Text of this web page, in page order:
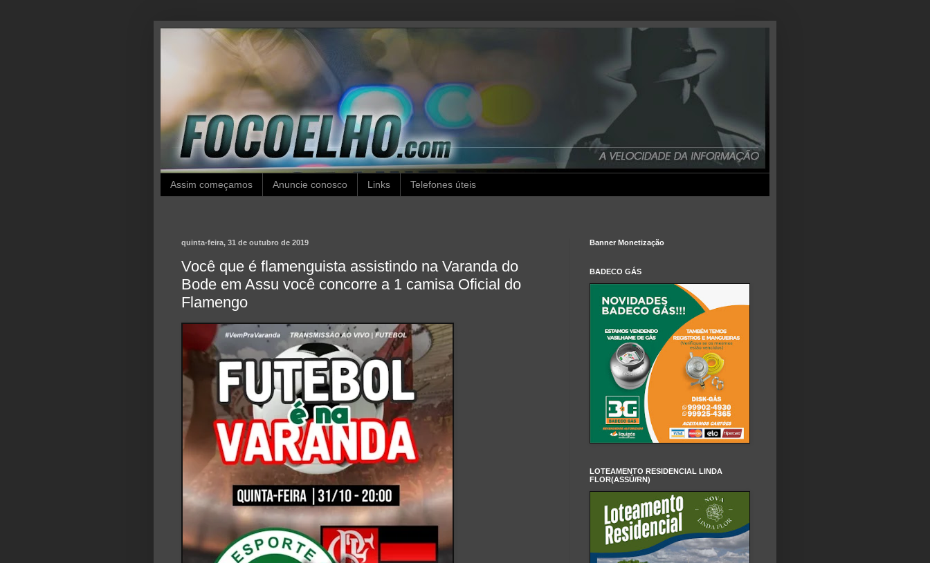
Assim começamos Anuncie conosco Links Telefones úteis
quinta-feira, 31 de outubro de 2019
Você que é flamenguista assistindo na Varanda do
Bode em Assu você concorre a 1 camisa Oficial do
Flamengo
Banner Monetização
BADECO GÁS
LOTEAMENTO RESIDENCIAL LINDA
FLOR(ASSÚ/RN)